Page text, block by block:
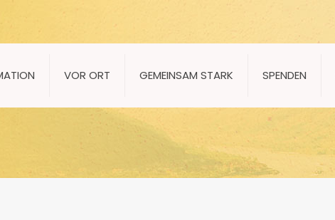
VOR ORT GEMEINSAM STARK SPENDEN